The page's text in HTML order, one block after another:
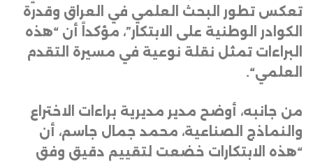
تعكس تطور البحث العلمي في العراق وقدرة
الكوادر الوطنية على الابتكار”، مؤكداً أن “هذه
البراءات تمثل نقلة نوعية في مسيرة التقدم
العلمي“.
من جانبه، أوضح مدير مديرية براءات الاختراع
والنماذج الصناعية، محمد جمال جاسم، أن
“هذه الابتكارات خضعت لتقييم دقيق وفق